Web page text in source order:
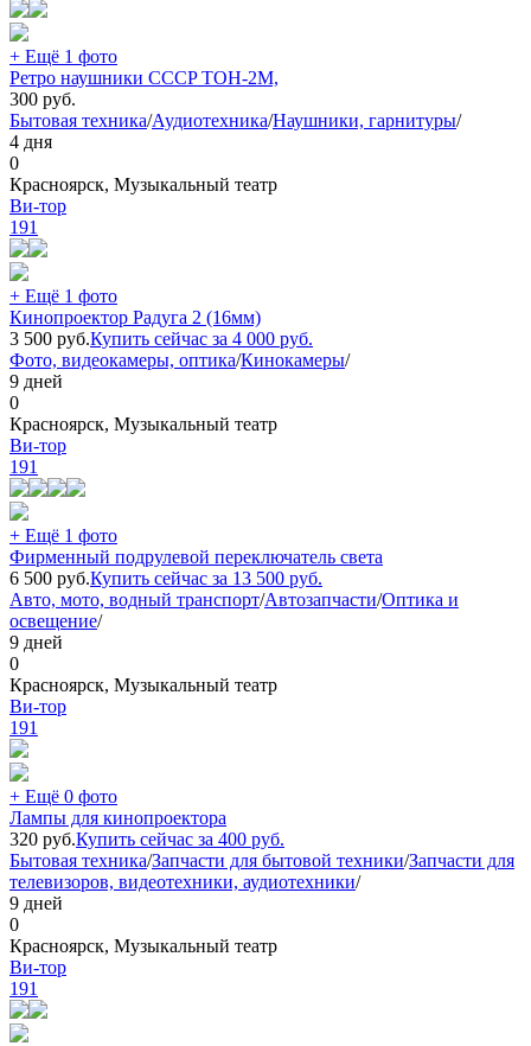
+ Ещё 1 фото
Ретро наушники CCCP ТОН-2М,
300 руб.
Бытовая техника/Аудиотехника/Наушники, гарнитуры/
4 дня
0
Красноярск, Музыкальный театр
Ви-тор
191
+ Ещё 1 фото
Кинопроектор Радуга 2 (16мм)
3 500 руб.Купить сейчас за 4 000 руб.
Фото, видеокамеры, оптика/Кинокамеры/
9 дней
0
Красноярск, Музыкальный театр
Ви-тор
191
+ Ещё 1 фото
Фирменный подрулевой переключатель света
6 500 руб.Купить сейчас за 13 500 руб.
Авто, мото, водный транспорт/Автозапчасти/Оптика и
освещение/
9 дней
0
Красноярск, Музыкальный театр
Ви-тор
191
+ Ещё 0 фото
Лампы для кинопроектора
320 руб.Купить сейчас за 400 руб.
Бытовая техника/Запчасти для бытовой техники/Запчасти для
телевизоров, видеотехники, аудиотехники/
9 дней
0
Красноярск, Музыкальный театр
Ви-тор
191